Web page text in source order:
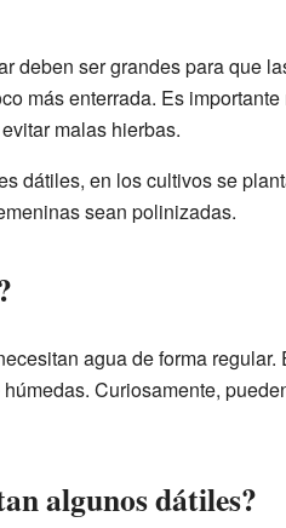
deben ser grandes para que
más enterrada. Es
malas hierbas.
dátiles, en los cultivos se
sean polinizadas.
agua de forma
Curiosamente,
algunos dátiles?